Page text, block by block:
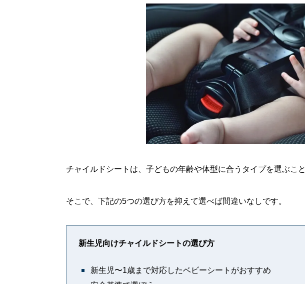
チャイルドシートは、子どもの年齢や体型に合うタイプを選ぶこと
そこで、下記の5つの選び方を抑えて選べば間違いなしです。
新生児向けチャイルドシートの選び方
新生児〜1歳まで対応したベビーシートがおすすめ